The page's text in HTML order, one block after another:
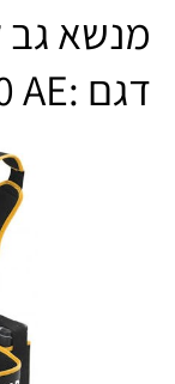
דגם :SCB 800 AE